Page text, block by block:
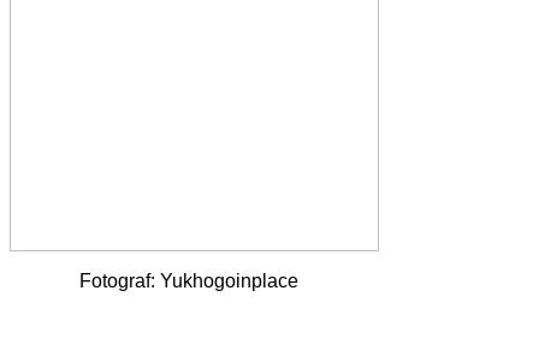
Fotograf: Yukhogoinplace